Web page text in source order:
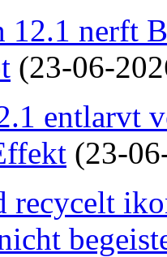
12.1 nerft
(23-06-
entlarvt
(23-
recycelt